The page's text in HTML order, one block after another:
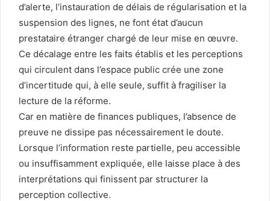
d’alerte, l’instauration de délais de régularisation et la
suspension des lignes, ne font état d’aucun
prestataire étranger chargé de leur mise en œuvre.
Ce décalage entre les faits établis et les perceptions
qui circulent dans l’espace public crée une zone
d’incertitude qui, à elle seule, suffit à fragiliser la
lecture de la réforme.
Car en matière de finances publiques, l’absence de
preuve ne dissipe pas nécessairement le doute.
Lorsque l’information reste partielle, peu accessible
ou insuffisamment expliquée, elle laisse place à des
interprétations qui finissent par structurer la
perception collective.